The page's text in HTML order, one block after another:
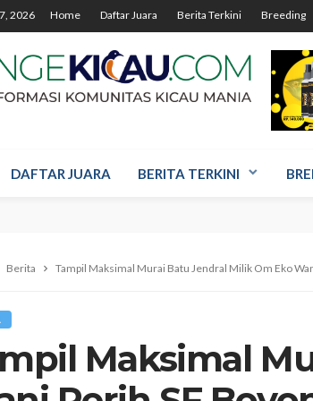
2026 Home Daftar Juara Berita Terkini Breeding
DAFTAR JUARA BERITA TERKINI
Berita Tampil Maksimal Murai Batu Jendral Milik Om Eko
Maksimal